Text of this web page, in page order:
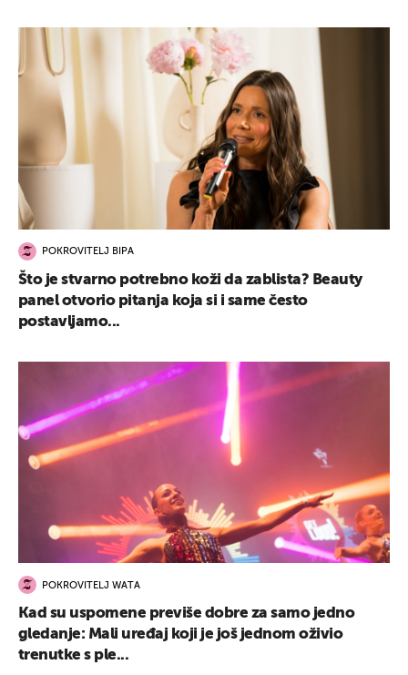
POKROVITELJ BIPA
Što je stvarno potrebno koži da zablista? Beauty
panel otvorio pitanja koja si i same često
postavljamo...
POKROVITELJ WATA
Kad su uspomene previše dobre za samo jedno
gledanje: Mali uređaj koji je još jednom oživio
trenutke s ple...